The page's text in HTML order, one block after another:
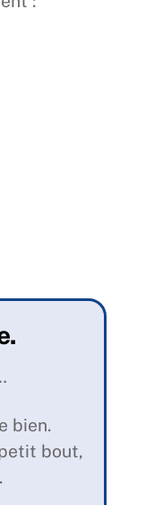
bien.
bout,